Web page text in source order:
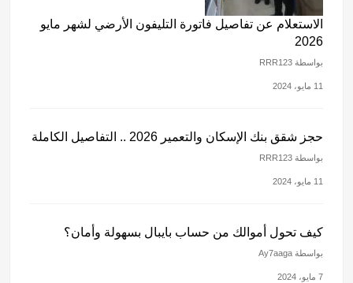
الاستعلام عن تفاصيل فاتورة التليفون الأرضي لشهر مايو
2026
بواسطة RRR123
11 مايو، 2024
حجز شقق بنك الإسكان والتعمير 2026 .. التفاصيل الكاملة
بواسطة RRR123
11 مايو، 2024
كيف تحول أموالك من حساب بايبال بسهولة وأمان؟
بواسطة Ay7aaga
7 مايو، 2024